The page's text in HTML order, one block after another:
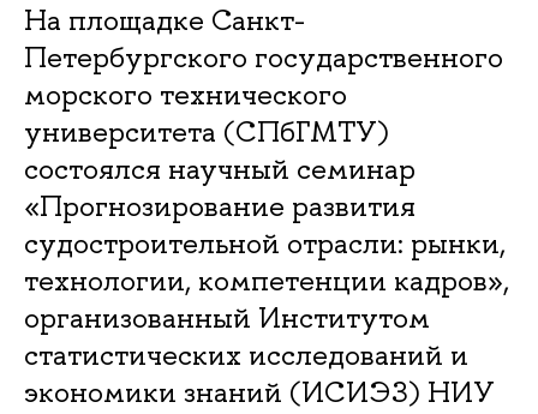
На площадке Санкт-
Петербургского государственного
морского технического
университета (СПбГМТУ)
состоялся научный семинар
«Прогнозирование развития
судостроительной отрасли: рынки,
технологии, компетенции кадров»,
организованный Институтом
статистических исследований и
экономики знаний (ИСИЭЗ) НИУ